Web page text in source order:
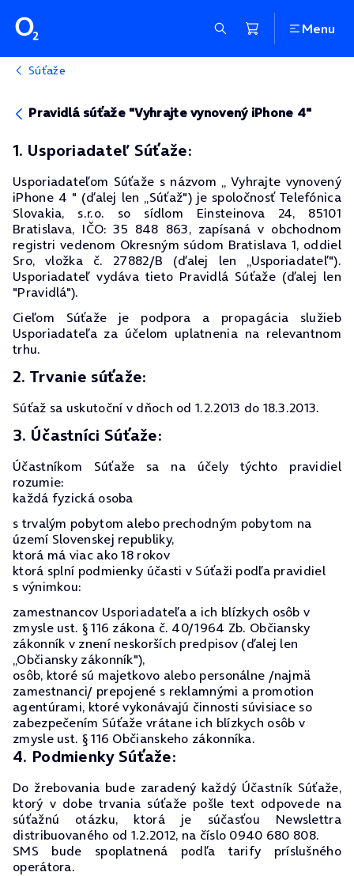
Menu
Súťaže
Pravidlá súťaže "Vyhrajte vynovený iPhone 4"
1. Usporiadateľ Súťaže:
Usporiadateľom Súťaže s názvom „ Vyhrajte vynovený
iPhone 4 " (ďalej len „Súťaž") je spoločnosť Telefónica
Slovakia, s.r.o. so sídlom Einsteinova 24, 85101
Bratislava, IČO: 35 848 863, zapísaná v obchodnom
registri vedenom Okresným súdom Bratislava 1, oddiel
Sro, vložka č. 27882/B (ďalej len „Usporiadateľ").
Usporiadateľ vydáva tieto Pravidlá Súťaže (ďalej len
"Pravidlá").
Cieľom Súťaže je podpora a propagácia služieb
Usporiadateľa za účelom uplatnenia na relevantnom
trhu.
2. Trvanie súťaže:
Súťaž sa uskutoční v dňoch od 1.2.2013 do 18.3.2013.
3. Účastníci Súťaže:
Účastníkom Súťaže sa na účely týchto pravidiel
rozumie:
každá fyzická osoba
s trvalým pobytom alebo prechodným pobytom na
území Slovenskej republiky,
ktorá má viac ako 18 rokov
ktorá splní podmienky účasti v Súťaži podľa pravidiel
s výnimkou:
zamestnancov Usporiadateľa a ich blízkych osôb v
zmysle ust. § 116 zákona č. 40/1964 Zb. Občiansky
zákonník v znení neskorších predpisov (ďalej len
„Občiansky zákonník"),
osôb, ktoré sú majetkovo alebo personálne /najmä
zamestnanci/ prepojené s reklamnými a promotion
agentúrami, ktoré vykonávajú činnosti súvisiace so
zabezpečením Súťaže vrátane ich blízkych osôb v
zmysle ust. § 116 Občianskeho zákonníka.
4. Podmienky Súťaže:
Do žrebovania bude zaradený každý Účastník Súťaže,
ktorý v dobe trvania súťaže pošle text odpovede na
súťažnú otázku, ktorá je súčasťou Newslettra
distribuovaného od 1.2.2012, na číslo 0940 680 808.
SMS bude spoplatnená podľa tarify príslušného
operátora.